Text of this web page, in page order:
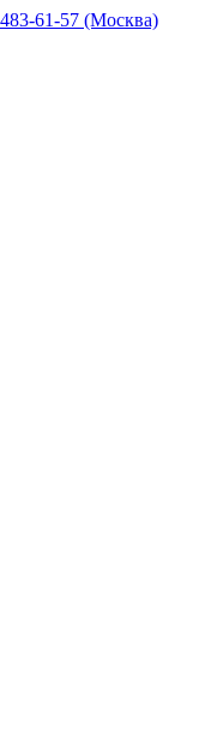
61-57 (Москва)